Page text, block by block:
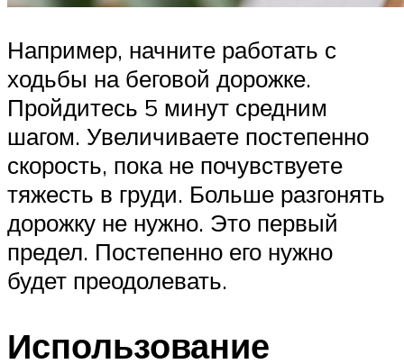
Например, начните работать с
ходьбы на беговой дорожке.
Пройдитесь 5 минут средним
шагом. Увеличиваете постепенно
скорость, пока не почувствуете
тяжесть в груди. Больше разгонять
дорожку не нужно. Это первый
предел. Постепенно его нужно
будет преодолевать.
Использование